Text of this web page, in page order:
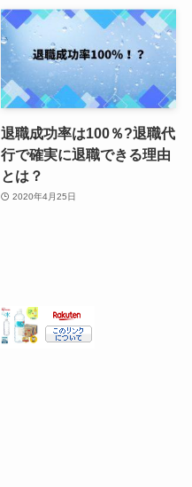
退職成功率は100％?退職代
行で確実に退職できる理由
とは？
2020年4月25日